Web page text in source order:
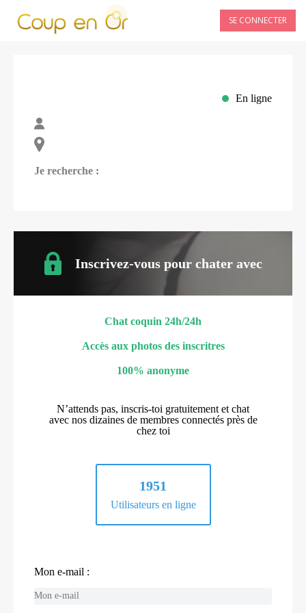
SE CONNECTER
En ligne
Je recherche :
Inscrivez-vous pour chater avec
Chat coquin 24h/24h
Accès aux photos des inscritres
100% anonyme
N’attends pas, inscris-toi gratuitement et chat
avec nos dizaines de membres connectés près de
chez toi
1951
Utilisateurs en ligne
Mon e-mail :